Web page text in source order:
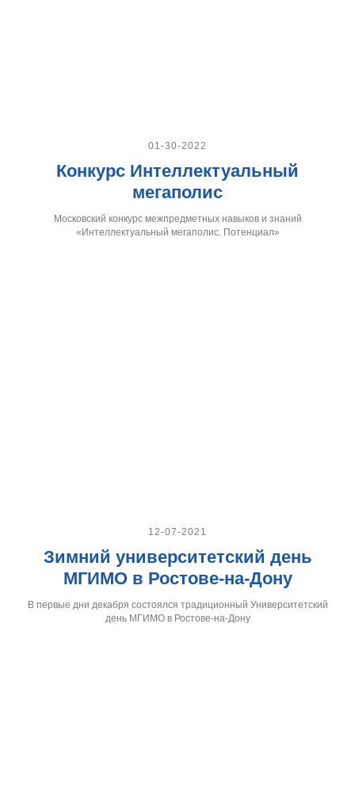
01-30-2022
Конкурс Интеллектуальный
мегаполис
Московский конкурс межпредметных навыков и знаний
«Интеллектуальный мегаполис. Потенциал»
12-07-2021
Зимний университетский день
МГИМО в Ростове-на-Дону
В первые дни декабря состоялся традиционный Университетский
день МГИМО в Ростове-на-Дону